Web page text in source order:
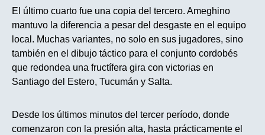
El último cuarto fue una copia del tercero. Ameghino
mantuvo la diferencia a pesar del desgaste en el equipo
local. Muchas variantes, no solo en sus jugadores, sino
también en el dibujo táctico para el conjunto cordobés
que redondea una fructífera gira con victorias en
Santiago del Estero, Tucumán y Salta.
Desde los últimos minutos del tercer período, donde
comenzaron con la presión alta, hasta prácticamente el